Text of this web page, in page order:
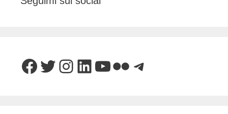
Facebook
Twitter
Instagram
LinkedIn
YouTube
FlickrTelegram